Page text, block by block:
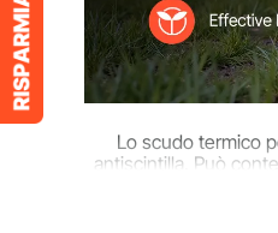
Lo scudo termico
antiscintilla. Può